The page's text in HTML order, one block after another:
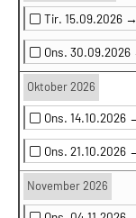
Tir. 15.09.2026 →
Ons. 30.09.2026
Oktober 2026
Ons. 14.10.2026
Ons. 21.10.2026
November 2026